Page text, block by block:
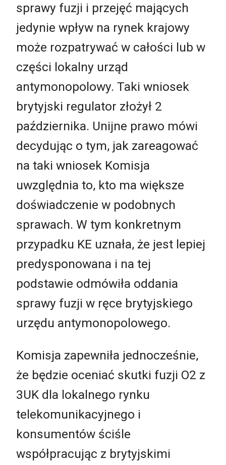
sprawy fuzji i przejęć mających
jedynie wpływ na rynek krajowy
może rozpatrywać w całości lub w
części lokalny urząd
antymonopolowy. Taki wniosek
brytyjski regulator złożył 2
października. Unijne prawo mówi
decydując o tym, jak zareagować
na taki wniosek Komisja
uwzględnia to, kto ma większe
doświadczenie w podobnych
sprawach. W tym konkretnym
przypadku KE uznała, że jest lepiej
predysponowana i na tej
podstawie odmówiła oddania
sprawy fuzji w ręce brytyjskiego
urzędu antymonopolowego.
Komisja zapewniła jednocześnie,
że będzie oceniać skutki fuzji O2 z
3UK dla lokalnego rynku
telekomunikacyjnego i
konsumentów ściśle
współpracując z brytyjskimi